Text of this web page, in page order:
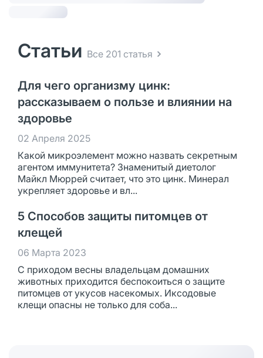
Статьи Все 201 статья
Для чего организму цинк:
рассказываем о пользе и влиянии на
здоровье
02 Апреля 2025
Какой микроэлемент можно назвать секретным
агентом иммунитета? Знаменитый диетолог
Майкл Мюррей считает, что это цинк. Минерал
укрепляет здоровье и вл...
5 Способов защиты питомцев от
клещей
06 Марта 2023
С приходом весны владельцам домашних
животных приходится беспокоиться о защите
питомцев от укусов насекомых. Иксодовые
клещи опасны не только для соба...